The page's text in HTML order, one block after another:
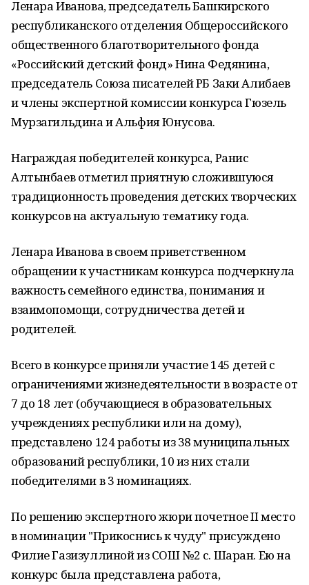
Ленара Иванова, председатель Башкирского
республиканского отделения Общероссийского
общественного благотворительного фонда
«Российский детский фонд» Нина Федянина,
председатель Союза писателей РБ Заки Алибаев
и члены экспертной комиссии конкурса Гюзель
Мурзагильдина и Альфия Юнусова.
Награждая победителей конкурса, Ранис
Алтынбаев отметил приятную сложившуюся
традиционность проведения детских творческих
конкурсов на актуальную тематику года.
Ленара Иванова в своем приветственном
обращении к участникам конкурса подчеркнула
важность семейного единства, понимания и
взаимопомощи, сотрудничества детей и
родителей.
Всего в конкурсе приняли участие 145 детей с
ограничениями жизнедеятельности в возрасте от
7 до 18 лет (обучающиеся в образовательных
учреждениях республики или на дому),
представлено 124 работы из 38 муниципальных
образований республики, 10 из них стали
победителями в 3 номинациях.
По решению экспертного жюри почетное II место
в номинации "Прикоснись к чуду" присуждено
Филие Газизуллиной из СОШ №2 с. Шаран. Ею на
конкурс была представлена работа,